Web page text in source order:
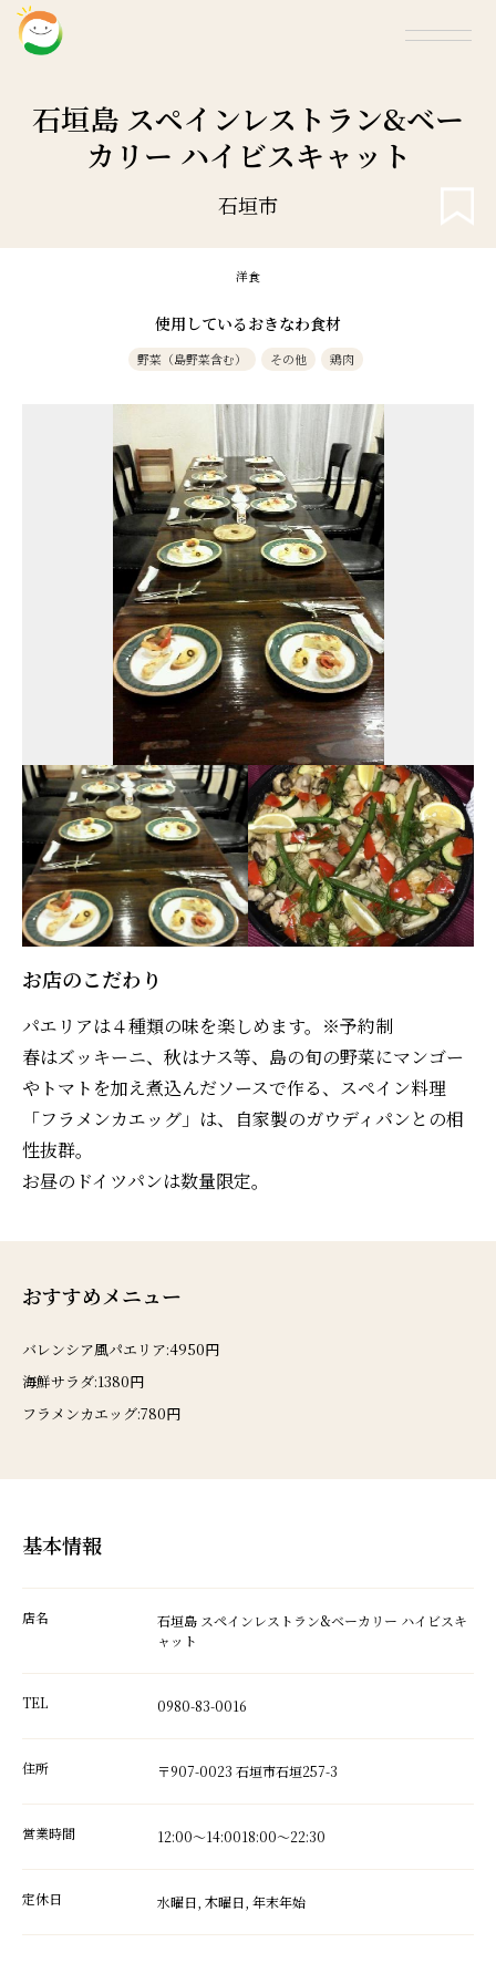
石垣島 スペインレストラン&ベー
カリー ハイビスキャット
石垣市
洋食
使用しているおきなわ食材
野菜（島野菜含む） その他 鶏肉
お店のこだわり
パエリアは４種類の味を楽しめます。※予約制
春はズッキーニ、秋はナス等、島の旬の野菜にマンゴー
やトマトを加え煮込んだソースで作る、スペイン料理
「フラメンカエッグ」は、自家製のガウディパンとの相
性抜群。
お昼のドイツパンは数量限定。
おすすめメニュー
バレンシア風パエリア:4950円
海鮮サラダ:1380円
フラメンカエッグ:780円
基本情報
店名
石垣島 スペインレストラン&ベーカリー ハイビスキ
ャット
TEL 0980-83-0016
住所 〒907-0023 石垣市石垣257-3
営業時間 12:00～14:0018:00～22:30
定休日 水曜日, 木曜日, 年末年始